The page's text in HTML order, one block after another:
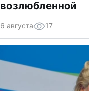
возлюбленной
6 августа 17